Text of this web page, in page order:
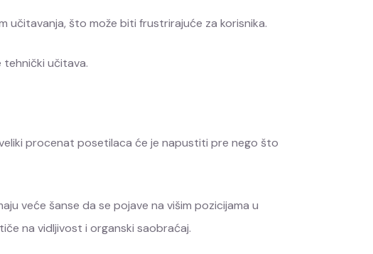
učitavanja, što može biti frustrirajuće za korisnika.
tehnički učitava.
procenat posetilaca će je napustiti pre nego što
veće šanse da se pojave na višim pozicijama u
na vidljivost i organski saobraćaj.